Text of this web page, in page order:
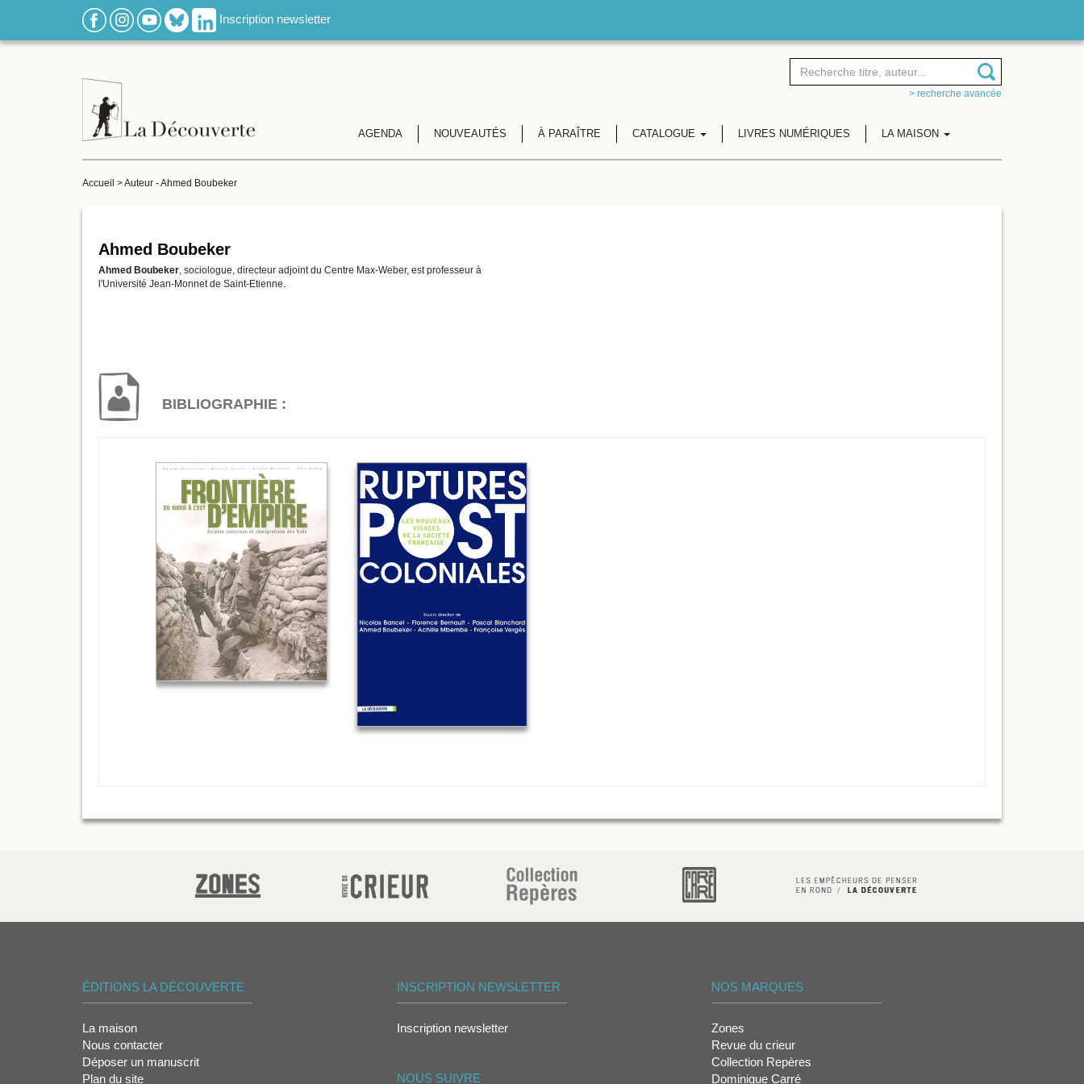
Inscription newsletter
> recherche avancée
AGENDA NOUVEAUTÉS À PARAÎTRE CATALOGUE LIVRES NUMÉRIQUES LA MAISON
Accueil >Auteur - Ahmed Boubeker
Ahmed Boubeker
Ahmed Boubeker, sociologue, directeur adjoint du Centre Max-Weber, est professeur à
l'Université Jean-Monnet de Saint-Etienne.
BIBLIOGRAPHIE :
ÉDITIONS LA DÉCOUVERTE
La maison
Nous contacter
Déposer un manuscrit
Plan du site
INSCRIPTION NEWSLETTER
Inscription newsletter
NOUS SUIVRE
NOS MARQUES
Zones
Revue du crieur
Collection Repères
Dominique Carré